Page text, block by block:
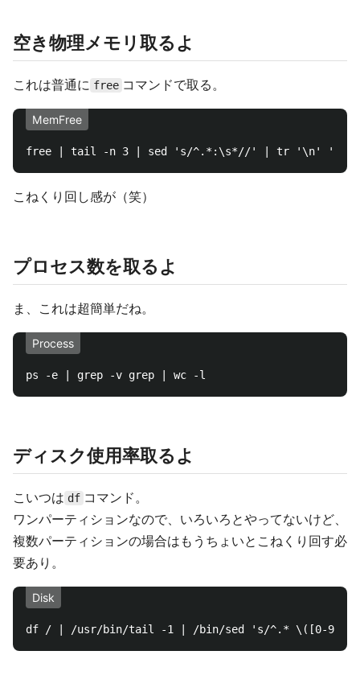
空き物理メモリ取るよ
これは普通に free コマンドで取る。
MemFree
こねくり回し感が（笑）
プロセス数を取るよ
ま、これは超簡単だね。
Process
ディスク使用率取るよ
こいつは df コマンド。
ワンパーティションなので、いろいろとやってないけど、
複数パーティションの場合はもうちょいとこねくり回す必
要あり。
Disk